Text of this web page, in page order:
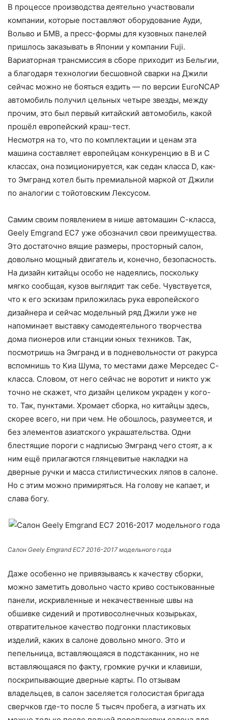
В процессе производства деятельно участвовали
компании, которые поставляют оборудование Ауди,
Вольво и БМВ, а пресс-формы для кузовных панелей
пришлось заказывать в Японии у компании Fuji.
Вариаторная трансмиссия в сборе приходит из Бельгии,
а благодаря технологии бесшовной сварки на Джили
сейчас можно не бояться ездить — по версии EuroNCAP
автомобиль получил цельных четыре звезды, между
прочим, это был первый китайский автомобиль, какой
прошёл европейский краш-тест.
Несмотря на то, что по комплектации и ценам эта
машина составляет европейцам конкуренцию в В и С
классах, она позиционируется, как седан класса D, как-
то Эмгранд хотел быть премиальной маркой от Джили
по аналогии с тойотовским Лексусом.
Самим своим появлением в нише автомашин С-класса,
Geely Emgrand EC7 уже обозначил свои преимущества.
Это достаточно вящие размеры, просторный салон,
довольно мощный двигатель и, конечно, безопасность.
На дизайн китайцы особо не надеялись, поскольку
мягко сообщая, кузов выглядит так себе. Чувствуется,
что к его эскизам приложилась рука европейского
дизайнера и сейчас модельный ряд Джили уже не
напоминает выставку самодеятельного творчества
дома пионеров или станции юных техников. Так,
посмотришь на Эмгранд и в подневольности от ракурса
вспомнишь то Киа Шума, то местами даже Мерседес С-
класса. Словом, от него сейчас не воротит и никто уж
точно не скажет, что дизайн целиком украден у кого-
то. Так, пунктами. Хромает сборка, но китайцы здесь,
скорее всего, ни при чем. Не обошлось, разумеется, и
без элементов азиатского украшательства. Одни
блестящие пороги с надписью Эмгранд чего стоят, а к
ним ещё прилагаются глянцевитые накладки на
дверные ручки и масса стилистических ляпов в салоне.
Но с этим можно примиряться. На голову не капает, и
слава богу.
Салон Geely Emgrand EC7 2016-2017 модельного года
Даже особенно не привязываясь к качеству сборки,
можно заметить довольно часто криво состыкованные
панели, искривленные и некачественные швы на
обшивке сидений и противосолнечных козырьках,
отвратительное качество подгонки пластиковых
изделий, каких в салоне довольно много. Это и
пепельница, вставляющаяся в подстаканник, но не
вставляющаяся по факту, громкие ручки и клавиши,
поскрипывающие дверные карты. По отзывам
владельцев, в салон заселяется голосистая бригада
сверчков где-то после 5 тысяч пробега, а изгнать их